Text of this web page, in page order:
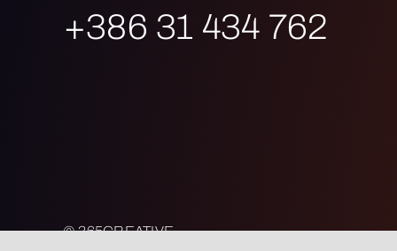
+386 31 434 762
© 365CREATIVE